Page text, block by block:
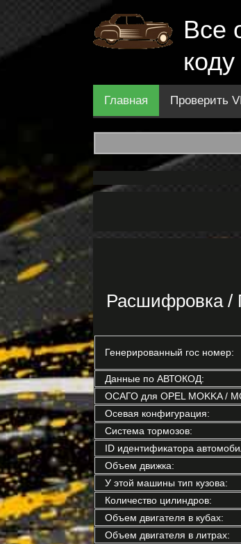
Все
коду
Главная Проверить
Расшифровка /
Генерированный гос номер:
Данные по АВТОКОД:
ОСАГО для OPEL MOKKA /
Осевая конфигурация:
Система тормозов:
ID идентификатора
Объем движка:
У этой машины тип кузова:
Количество цилиндров:
Объем двигателя в кубах:
Объем двигателя в литрах: